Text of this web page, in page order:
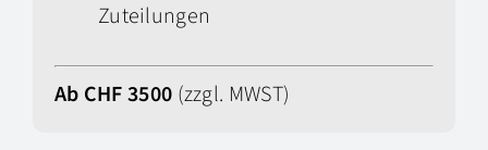
Zuteilungen
Ab CHF 3500 (zzgl. MWST)